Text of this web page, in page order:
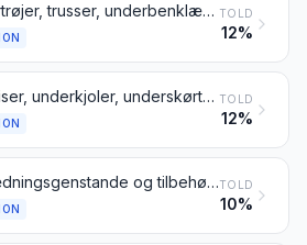
Undertrøjer, trusser, underbenklæder, natskjorter, pyjamas, badekåber, slåbrokker og lignende varer, til mænd eller drenge TOLD
12%
Chemiser, underkjoler, underskørter, trusser, underbenklæder, natkjoler, pyjamas, negligéer, badekåber, housecoats og lignende varer, til kvinder eller piger TOLD
12%
Beklædningsgenstande og tilbehør til beklædningsgenstande, til spædbørnTOLD
10%